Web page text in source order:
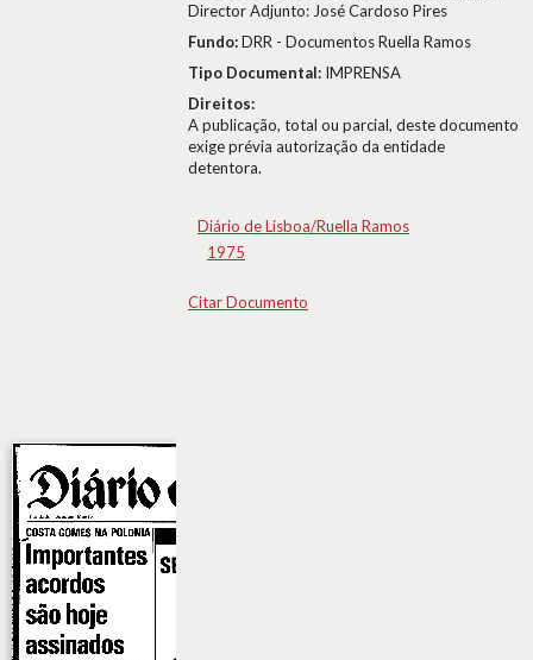
Director Adjunto: José Cardoso Pires
Fundo:DRR - Documentos Ruella Ramos
Tipo Documental: IMPRENSA
Direitos:
A publicação, total ou parcial, deste documento
exige prévia autorização da entidade
detentora.
Diário de Lisboa/Ruella Ramos
1975
Citar Documento